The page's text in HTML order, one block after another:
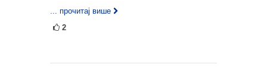
... прочитај више
2